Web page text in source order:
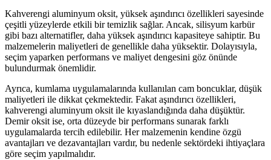
Kahverengi aluminyum oksit, yüksek aşındırıcı özellikleri sayesinde
çeşitli yüzeylerde etkili bir temizlik sağlar. Ancak, silisyum karbür
gibi bazı alternatifler, daha yüksek aşındırıcı kapasiteye sahiptir. Bu
malzemelerin maliyetleri de genellikle daha yüksektir. Dolayısıyla,
seçim yaparken performans ve maliyet dengesini göz önünde
bulundurmak önemlidir.
Ayrıca, kumlama uygulamalarında kullanılan cam boncuklar, düşük
maliyetleri ile dikkat çekmektedir. Fakat aşındırıcı özellikleri,
kahverengi aluminyum oksit ile kıyaslandığında daha düşüktür.
Demir oksit ise, orta düzeyde bir performans sunarak farklı
uygulamalarda tercih edilebilir. Her malzemenin kendine özgü
avantajları ve dezavantajları vardır, bu nedenle sektördeki ihtiyaçlara
göre seçim yapılmalıdır.